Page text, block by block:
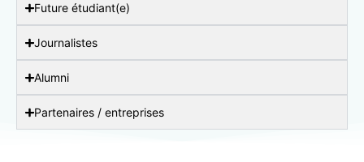
Future étudiant(e)
Journalistes
Alumni
Partenaires / entreprises